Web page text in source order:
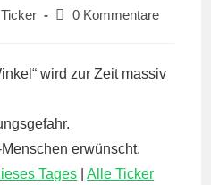
Ticker
Beitrags-
0 Kommentare
wird zur Zeit massiv
erwünscht.
Tages |Alle Ticker